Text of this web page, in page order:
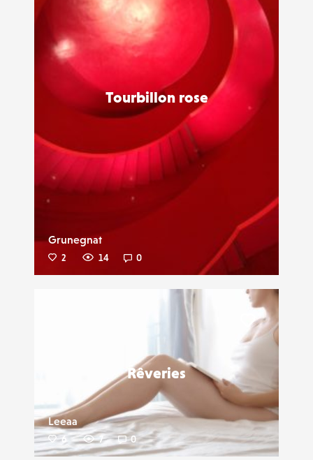
ÉVÉNEMENTS
FAVORIS
Tourbillon rose
Grunegnat
2 14 0
Rêveries
Leeaa
6 7 0
Liker